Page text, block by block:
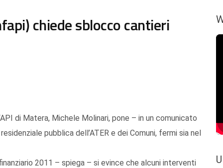
chiede sblocco cantieri
di Matera, Michele Molinari, pone – in un comunicato
pubblica dell’ATER e dei Comuni, fermi sia nel
2011 – spiega – si evince che alcuni interventi